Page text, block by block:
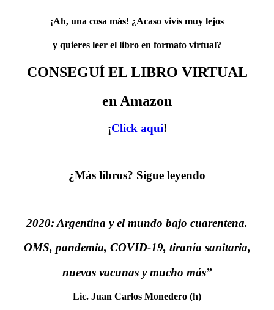
¡Ah, una cosa más! ¿Acaso vivís muy lejos
y quieres leer el libro en formato virtual?
CONSEGUÍ EL LIBRO VIRTUAL
en Amazon
¡Click aquí!
¿Más libros? Sigue leyendo
2020: Argentina y el mundo bajo cuarentena.
OMS, pandemia, COVID-19, tiranía sanitaria,
nuevas vacunas y mucho más”
Lic. Juan Carlos Monedero (h)